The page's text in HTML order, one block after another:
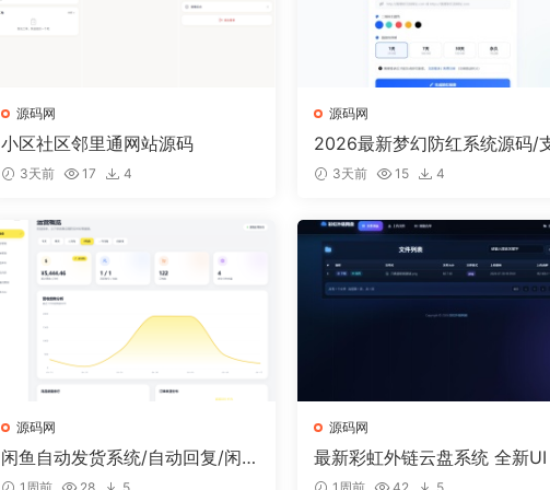
源码网
小区社区邻里通网站源码
3天前 17 4
源码网
2026最新梦幻防红系统源码/
持抖音圆码
3天前 15 4
源码网
闲鱼自动发货系统/自动回复/闲鱼
AI回复系统源码
源码网
最新彩虹外链云盘系统 全新
开美化版